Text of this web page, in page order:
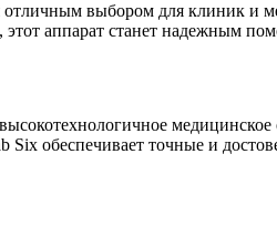
отличным выбором для клиник и
аппарат станет надежным
обеспечивает точные и